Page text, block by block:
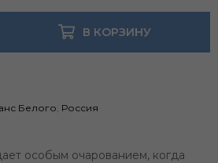
В КОРЗИНУ
Белого Россия
особым очарованием, когда